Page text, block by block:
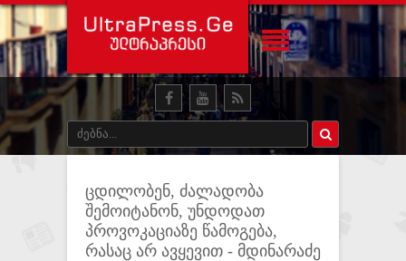
ცდილობენ, ძალადობა
შემოიტანონ, უნდოდათ
პროვოკაციაზე წამოგება,
რასაც არ ავყევით - მდინარაძე